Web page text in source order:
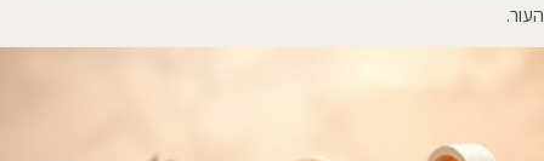
העור.